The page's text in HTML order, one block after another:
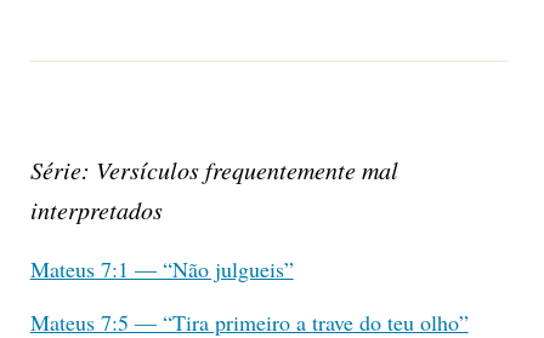
Série: Versículos frequentemente mal
interpretados
Mateus 7:1 — “Não julgueis”
Mateus 7:5 — “Tira primeiro a trave do teu olho”